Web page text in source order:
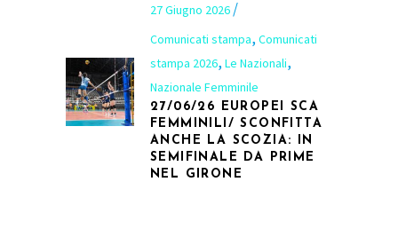
27 Giugno 2026
Comunicati stampa, Comunicati
stampa 2026, Le Nazionali,
Nazionale Femminile
27/06/26 EUROPEI SCA
FEMMINILI/ SCONFITTA
ANCHE LA SCOZIA: IN
SEMIFINALE DA PRIME
NEL GIRONE